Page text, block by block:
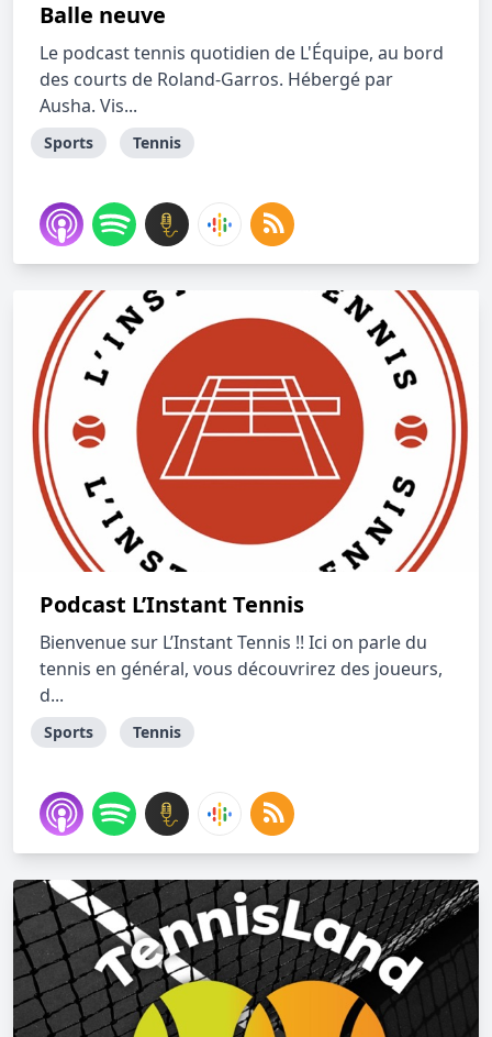
Balle neuve
Le podcast tennis quotidien de L'Équipe, au bord
des courts de Roland-Garros. Hébergé par
Ausha. Vis...
Sports Tennis
Podcast L’Instant Tennis
Bienvenue sur L’Instant Tennis !! Ici on parle du
tennis en général, vous découvrirez des joueurs,
d...
Sports Tennis